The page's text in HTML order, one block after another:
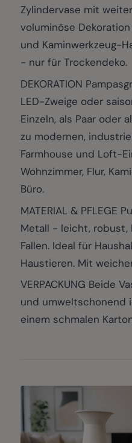
Zylindervase mit
voluminöse
und Kaminwerkzeug-
- nur für Trockendeko.
DEKORATION
LED-Zweige oder
Einzeln, als Paar oder
zu modernen,
Farmhouse und Loft-
Wohnzimmer, Flur,
Büro.
MATERIAL & PFLEGE
Metall - leicht, robust,
Fallen. Ideal für
Haustieren. Mit
VERPACKUNG Beide
und umweltschonend
einem schmalen